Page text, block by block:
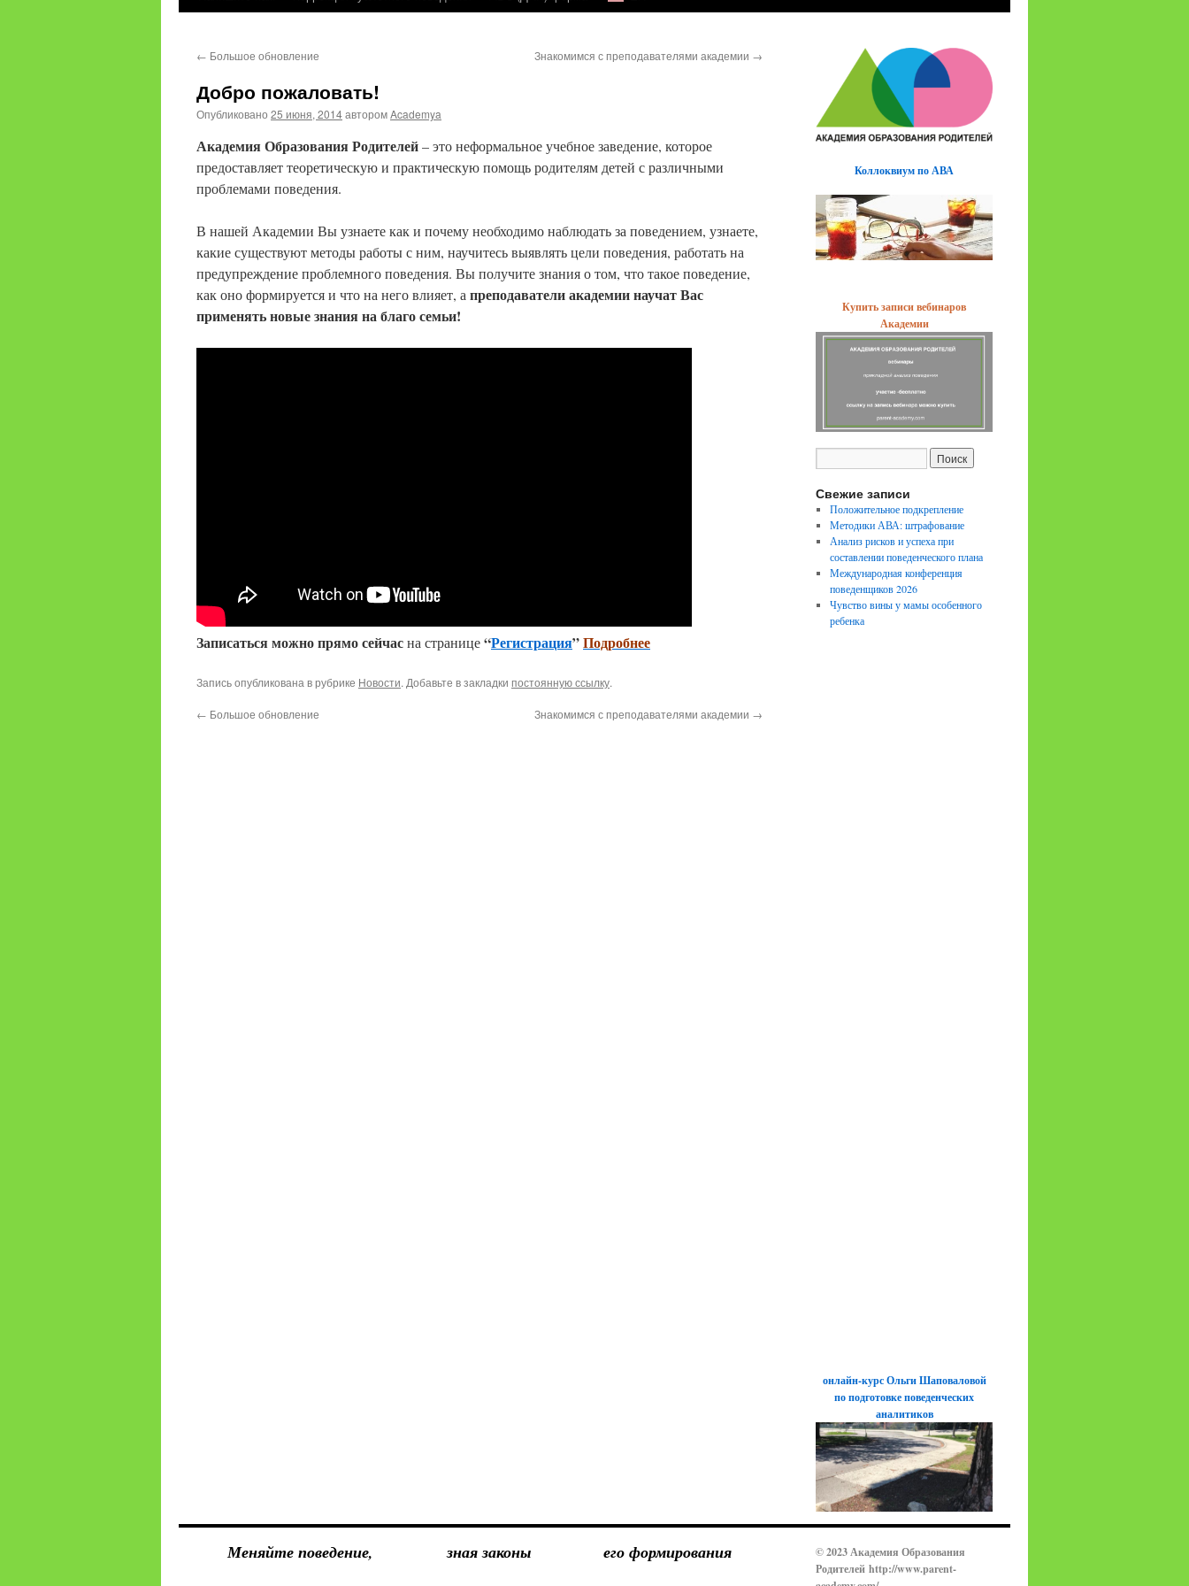
← Большое обновление Знакомимся с преподавателями академии →
Добро пожаловать!
Опубликовано 25 июня, 2014авторомAcademya
Академия Образования Родителей– это неформальное учебное заведение, которое
предоставляет теоретическую и практическую помощь родителям детей с различными
проблемами поведения.
В нашей Академии Вы узнаете как и почему необходимо наблюдать за поведением, узнаете,
какие существуют методы работы с ним, научитесь выявлять цели поведения, работать на
предупреждение проблемного поведения. Вы получите знания о том, что такое поведение,
как оно формируется и что на него влияет, а преподаватели академии научат Вас
применять новые знания на благо семьи!
Записаться можно прямо сейчасна странице“Регистрация”Подробнее
Запись опубликована в рубрике Новости. Добавьте в закладки постоянную ссылку.
← Большое обновление Знакомимся с преподавателями академии →
Коллоквиум по АВА
Купить записи вебинаров
Академии
Свежие записи
Положительное подкрепление
Методики АВА: штрафование
Анализ рисков и успеха при
составлении поведенческого плана
Международная конференция
поведенщиков 2026
Чувство вины у мамы особенного
ребенка
онлайн-курс Ольги Шаповаловой
по подготовке поведенческих
аналитиков
Меняйте поведение, зная законы его формирования
© 2023 Академия Образования
Родителей http://www.parent-